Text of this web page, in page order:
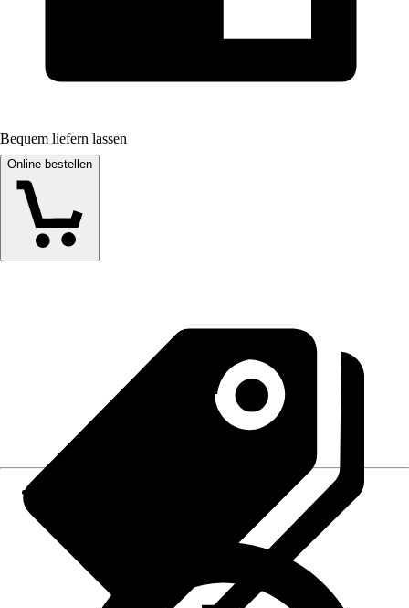
Bequem liefern lassen
Online bestellen